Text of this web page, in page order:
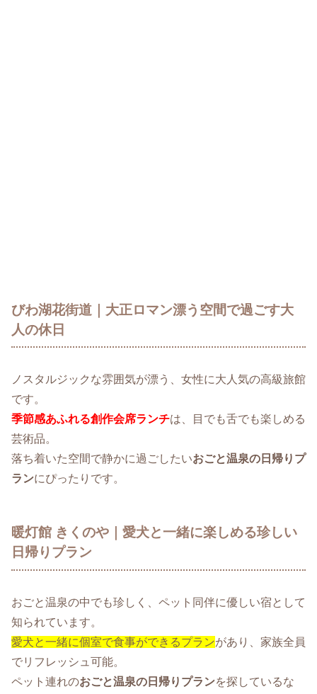
びわ湖花街道｜大正ロマン漂う空間で過ごす大
人の休日
ノスタルジックな雰囲気が漂う、女性に大人気の高級旅館
です。
季節感あふれる創作会席ランチは、目でも舌でも楽しめる
芸術品。
落ち着いた空間で静かに過ごしたいおごと温泉の日帰りプ
ランにぴったりです。
暖灯館 きくのや｜愛犬と一緒に楽しめる珍しい
日帰りプラン
おごと温泉の中でも珍しく、ペット同伴に優しい宿として
知られています。
愛犬と一緒に個室で食事ができるプランがあり、家族全員
でリフレッシュ可能。
ペット連れのおごと温泉の日帰りプランを探しているな